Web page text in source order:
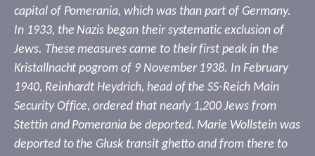
capital of Pomerania, which was than part of Germany.
In 1933, the Nazis began their systematic exclusion of
Jews. These measures came to their first peak in the
Kristallnacht pogrom of 9 November 1938. In February
1940, Reinhardt Heydrich, head of the SS-Reich Main
Security Office, ordered that nearly 1,200 Jews from
Stettin and Pomerania be deported. Marie Wollstein was
deported to the Głusk transit ghetto and from there to